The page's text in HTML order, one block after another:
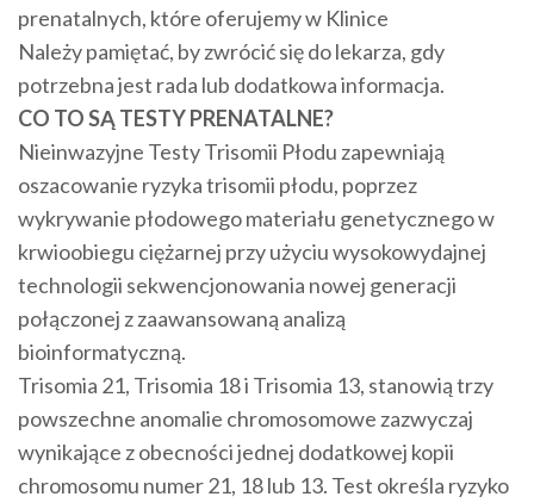
prenatalnych, które oferujemy w Klinice
Należy pamiętać, by zwrócić się do lekarza, gdy
potrzebna jest rada lub dodatkowa informacja.
CO TO SĄ TESTY PRENATALNE?
Nieinwazyjne Testy Trisomii Płodu zapewniają
oszacowanie ryzyka trisomii płodu, poprzez
wykrywanie płodowego materiału genetycznego w
krwioobiegu ciężarnej przy użyciu wysokowydajnej
technologii sekwencjonowania nowej generacji
połączonej z zaawansowaną analizą
bioinformatyczną.
Trisomia 21, Trisomia 18 i Trisomia 13, stanowią trzy
powszechne anomalie chromosomowe zazwyczaj
wynikające z obecności jednej dodatkowej kopii
chromosomu numer 21, 18 lub 13. Test określa ryzyko